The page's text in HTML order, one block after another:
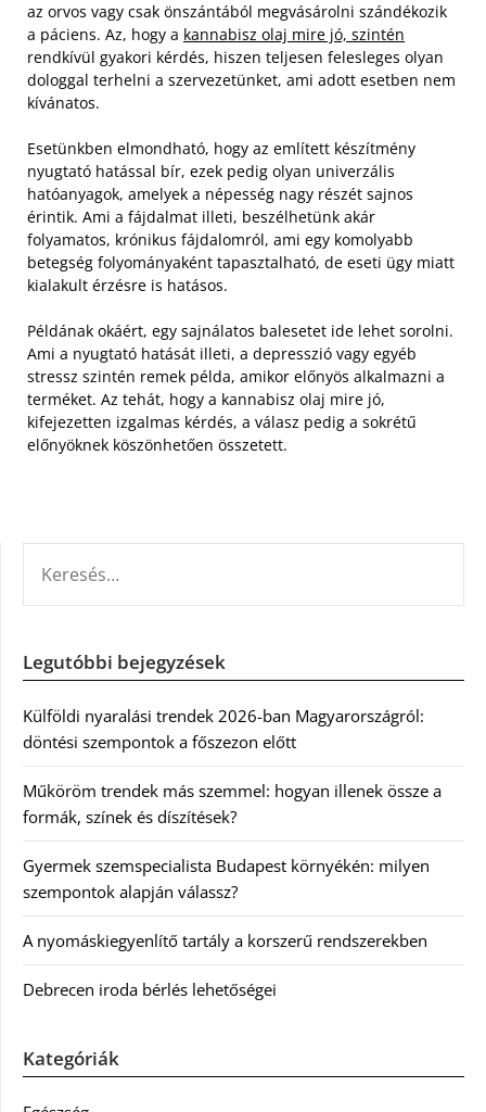
az orvos vagy csak önszántából megvásárolni szándékozik
a páciens. Az, hogy a kannabisz olaj mire jó, szintén
rendkívül gyakori kérdés, hiszen teljesen felesleges olyan
dologgal terhelni a szervezetünket, ami adott esetben nem
kívánatos.
Esetünkben elmondható, hogy az említett készítmény
nyugtató hatással bír, ezek pedig olyan univerzális
hatóanyagok, amelyek a népesség nagy részét sajnos
érintik. Ami a fájdalmat illeti, beszélhetünk akár
folyamatos, krónikus fájdalomról, ami egy komolyabb
betegség folyományaként tapasztalható, de eseti ügy miatt
kialakult érzésre is hatásos.
Példának okáért, egy sajnálatos balesetet ide lehet sorolni.
Ami a nyugtató hatását illeti, a depresszió vagy egyéb
stressz szintén remek példa, amikor előnyös alkalmazni a
terméket. Az tehát, hogy a kannabisz olaj mire jó,
kifejezetten izgalmas kérdés, a válasz pedig a sokrétű
előnyöknek köszönhetően összetett.
Legutóbbi bejegyzések
Külföldi nyaralási trendek 2026-ban Magyarországról:
döntési szempontok a főszezon előtt
Műköröm trendek más szemmel: hogyan illenek össze a
formák, színek és díszítések?
Gyermek szemspecialista Budapest környékén: milyen
szempontok alapján válassz?
A nyomáskiegyenlítő tartály a korszerű rendszerekben
Debrecen iroda bérlés lehetőségei
Kategóriák